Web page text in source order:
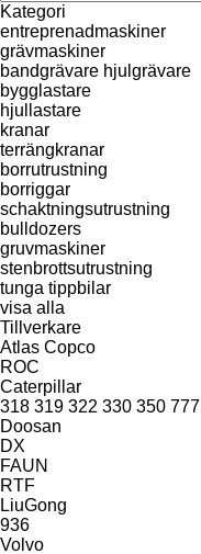
Kategori
entreprenadmaskiner
grävmaskiner
bandgrävare hjulgrävare
bygglastare
hjullastare
kranar
terrängkranar
borrutrustning
borriggar
schaktningsutrustning
bulldozers
gruvmaskiner
stenbrottsutrustning
tunga tippbilar
visa alla
Tillverkare
Atlas Copco
ROC
Caterpillar
318 319 322 330 350 777
Doosan
DX
FAUN
RTF
LiuGong
936
Volvo